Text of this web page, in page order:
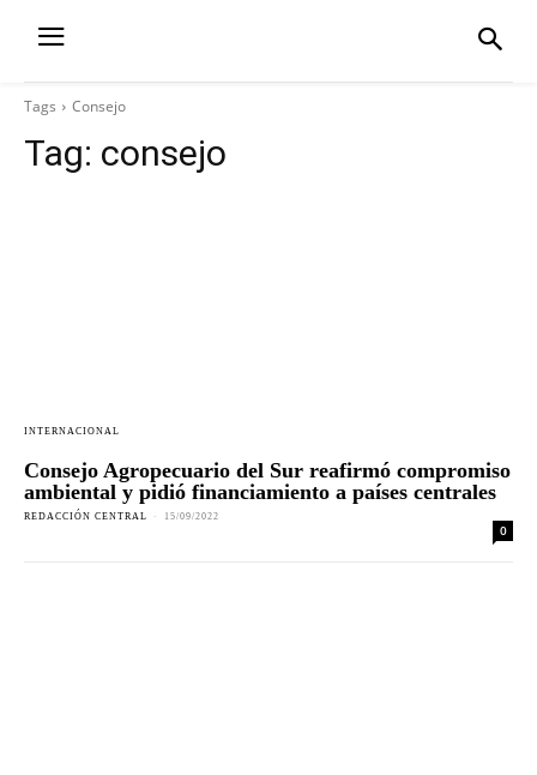
Tags Consejo
Tag: consejo
INTERNACIONAL
Consejo Agropecuario del Sur reafirmó compromiso
ambiental y pidió financiamiento a países centrales
REDACCIÓN CENTRAL - 15/09/2022
0